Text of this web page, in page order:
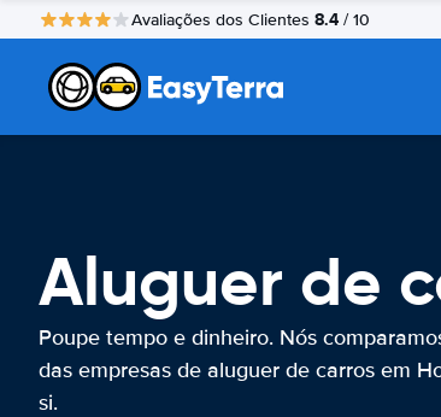
Avaliações dos Clientes 8.4 / 10
Aluguer de
Poupe tempo e dinheiro. Nós
das empresas de aluguer de carros em
si.